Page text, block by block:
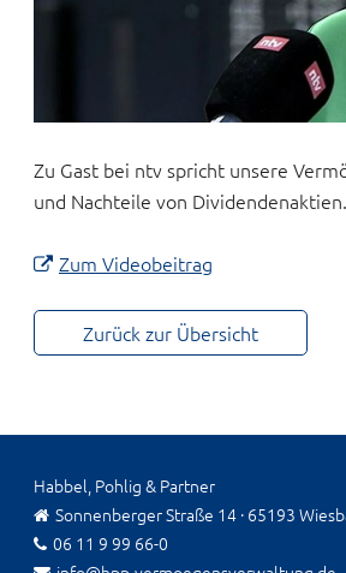
Zu Gast bei ntv spricht unsere
und Nachteile von Dividendenaktien.
Zum Videobeitrag
Zurück zur Übersicht
Habbel, Pohlig & Partner
Sonnenberger Straße 14 · 65193
06 11 9 99 66-0